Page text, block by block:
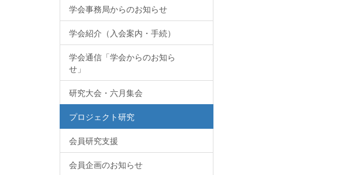
学会事務局からのお知らせ
学会紹介（入会案内・手続）
学会通信「学会からのお知ら
せ」
研究大会・六月集会
プロジェクト研究
会員研究支援
会員企画のお知らせ